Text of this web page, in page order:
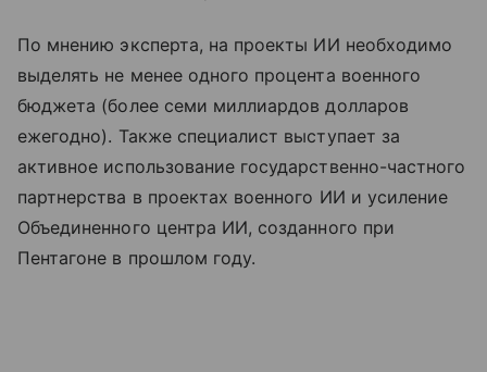
По мнению эксперта, на проекты ИИ необходимо
выделять не менее одного процента военного
бюджета (более семи миллиардов долларов
ежегодно). Также специалист выступает за
активное использование государственно-частного
партнерства в проектах военного ИИ и усиление
Объединенного центра ИИ, созданного при
Пентагоне в прошлом году.